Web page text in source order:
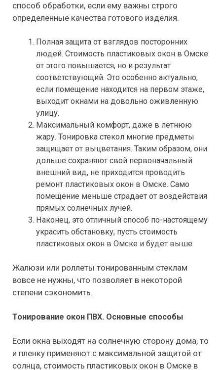
способ обработки, если ему важны строго
определенные качества готового изделия.
Полная защита от взглядов посторонних
людей. Стоимость пластиковых окон в Омске
от этого повышается, но и результат
соответствующий. Это особенно актуально,
если помещение находится на первом этаже,
выходит окнами на довольно оживленную
улицу.
Максимальный комфорт, даже в летнюю
жару. Тонировка стекол многие предметы
защищает от выцветания. Таким образом, они
дольше сохраняют свой первоначальный
внешний вид, не приходится проводить
ремонт пластиковых окон в Омске. Само
помещение меньше страдает от воздействия
прямых солнечных лучей.
Наконец, это отличный способ по-настоящему
украсить обстановку, пусть стоимость
пластиковых окон в Омске и будет выше.
Жалюзи или роллеты тонированным стеклам
вовсе не нужны, что позволяет в некоторой
степени сэкономить.
Тонирование окон ПВХ. Основные способы
Если окна выходят на солнечную сторону дома, то
и пленку применяют с максимальной защитой от
солнца, стоимость пластиковых окон в Омске в